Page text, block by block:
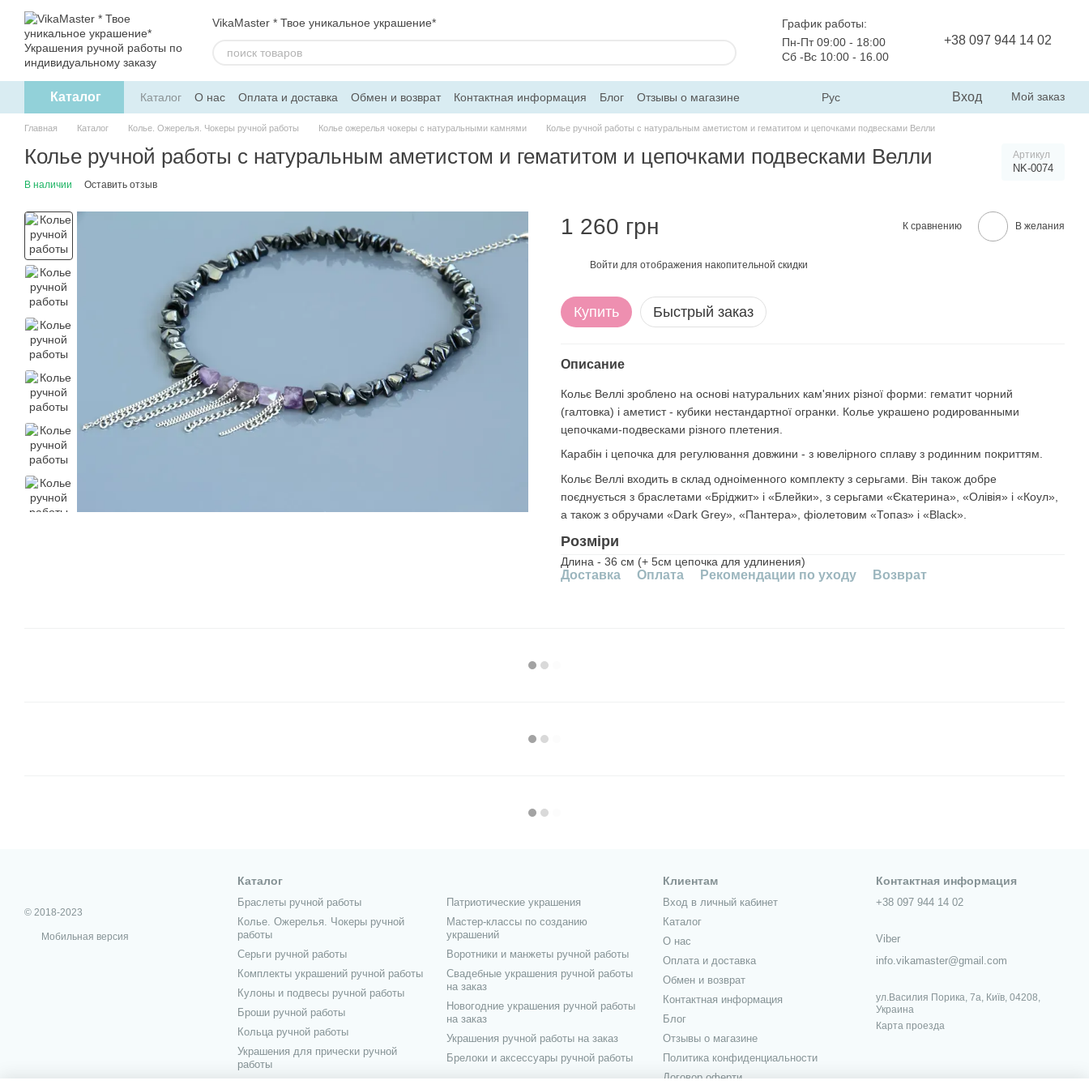
Перейти к основному контенту
VikaMaster * Твое уникальное украшение*
График работы:
Пн-Пт 09:00 - 18:00
Сб -Вс 10:00 - 16.00
+38 097 944 14 02
Каталог Каталог О нас Оплата и доставка Обмен и возврат Контактная информация Блог
Отзывы о магазине
Политика конфиденциальности
Договор оферти
Рус Вход Мой заказ
Главная Каталог Колье. Ожерелья. Чокеры ручной работы Колье ожерелья чокеры с натуральными камнями Колье ручной работы с натуральным аметистом и гематитом и цепочками подвесками Велли
Колье ручной работы с натуральным аметистом и гематитом и цепочками подвесками Велли Артикул
NK-0074
В наличии Оставить отзыв
1 260 грн К сравнению В желания
Войти для отображения накопительной скидки
Купить Быстрый заказ
Описание
Кольє Веллі зроблено на основі натуральних кам'яних різної форми: гематит чорний
(галтовка) і аметист - кубики нестандартної огранки. Колье украшено родированными
цепочками-подвесками різного плетения.
Карабін і цепочка для регулювання довжини - з ювелірного сплаву з родинним покриттям.
Кольє Веллі входить в склад одноіменного комплекту з серьгами. Він також добре
поєднується з браслетами «Бріджит» і «Блейки», з серьгами «Єкатерина», «Олівія» і «Коул»,
а також з обручами «Dark Grey», «Пантера», фіолетовим «Топаз» і «Black».
Розміри
Длина - 36 см (+ 5см цепочка для удлинения)
Доставка Оплата Рекомендации по уходу Возврат
© 2018-2023
Мобильная версия
Каталог
Браслеты ручной работы
Колье. Ожерелья. Чокеры ручной
работы
Серьги ручной работы
Комплекты украшений ручной работы
Кулоны и подвесы ручной работы
Броши ручной работы
Кольца ручной работы
Украшения для прически ручной
работы
Патриотические украшения
Мастер-классы по созданию
украшений
Воротники и манжеты ручной работы
Свадебные украшения ручной работы
на заказ
Новогодние украшения ручной работы
на заказ
Украшения ручной работы на заказ
Брелоки и аксессуары ручной работы
Клиентам
Вход в личный кабинет
Каталог
О нас
Оплата и доставка
Обмен и возврат
Контактная информация
Блог
Отзывы о магазине
Политика конфиденциальности
Договор оферти
Контактная информация
+38 097 944 14 02
Viber
info.vikamaster@gmail.com
ул.Василия Порика, 7а, Київ, 04208,
Украина
Карта проезда